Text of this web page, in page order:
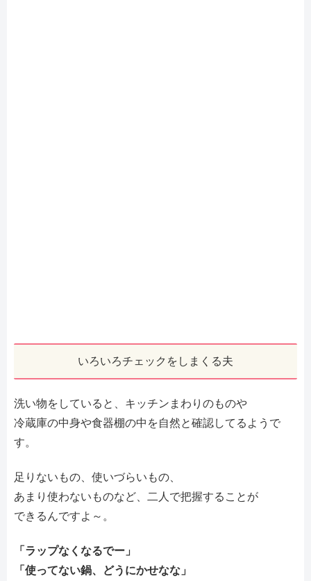
いろいろチェックをしまくる夫
洗い物をしていると、キッチンまわりのものや
冷蔵庫の中身や食器棚の中を自然と確認してるようで
す。
足りないもの、使いづらいもの、
あまり使わないものなど、二人で把握することが
できるんですよ～。
「ラップなくなるでー」
「使ってない鍋、どうにかせなな」